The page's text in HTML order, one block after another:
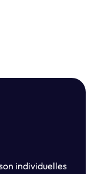
individuelles